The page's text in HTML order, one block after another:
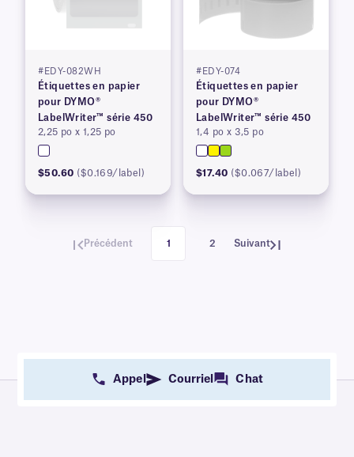
#EDY-082WH
Étiquettes en papier
pour DYMO®
LabelWriter™ série 450
2,25 po x 1,25 po
$50.60 ($0.169/label)
#EDY-074
Étiquettes en papier
pour DYMO®
LabelWriter™ série 450
1,4 po x 3,5 po
$17.40 ($0.067/label)
Précédent 1 2 Suivant
Appel Courriel Chat